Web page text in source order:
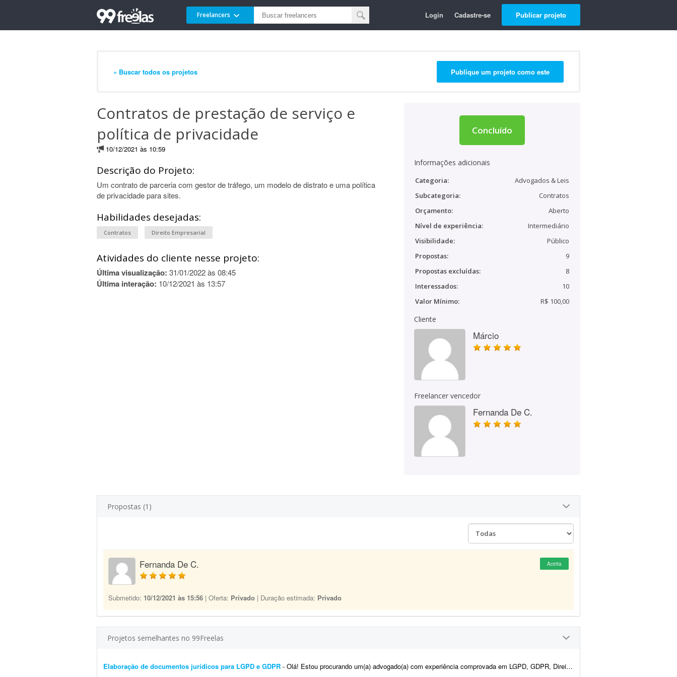
Freelancers Login Cadastre-se Publicar projeto
« Buscar todos os projetos Publique um projeto como este
Contratos de prestação de serviço e
política de privacidade
10/12/2021 às 10:59
Descrição do Projeto:
Um contrato de parceria com gestor de tráfego, um modelo de distrato e uma política
de privacidade para sites.
Habilidades desejadas:
Contratos Direito Empresarial
Atividades do cliente nesse projeto:
Última visualização: 31/01/2022 às 08:45
Última interação: 10/12/2021 às 13:57
Concluído
Informações adicionais
Categoria:
Advogados & Leis
Subcategoria:
Contratos
Orçamento:
Aberto
Nível de experiência:
Intermediário
Visibilidade:
Público
Propostas:
9
Propostas excluídas:
8
Interessados:
10
Valor Mínimo:
R$ 100,00
Cliente
Márcio
Freelancer vencedor
Fernanda De C.
Propostas (1)
Fernanda De C. Aceita
Submetido: 10/12/2021 às 15:56 | Oferta: Privado | Duração estimada: Privado
Projetos semelhantes no 99Freelas
Elaboração de documentos jurídicos para LGPD e GDPR - Olá! Estou procurando um(a) advogado(a) com experiência comprovada em LGPD, GDPR, Direito Digital e Proteção de Dados para elaborar e revisar toda a documentaç&at...